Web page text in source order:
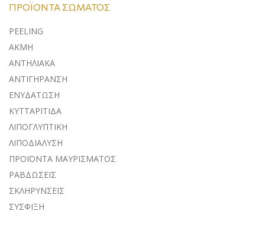
ΠΡΟΪΌΝΤΑ ΣΏΜΑΤΟΣ
PEELING
ΑΚΜΗ
ΑΝΤΗΛΙΑΚΑ
ΑΝΤΙΓΗΡΑΝΣΗ
ΕΝΥΔΑΤΩΣΗ
ΚΥΤΤΑΡΙΤΙΔΑ
ΛΙΠΟΓΛΥΠΤΙΚΗ
ΛΙΠΟΔΙΑΛΥΣΗ
ΠΡΟΪΟΝΤΑ ΜΑΥΡΙΣΜΑΤΟΣ
ΡΑΒΔΩΣΕΙΣ
ΣΚΛΗΡΥΝΣΕΙΣ
ΣΥΣΦΙΞΗ